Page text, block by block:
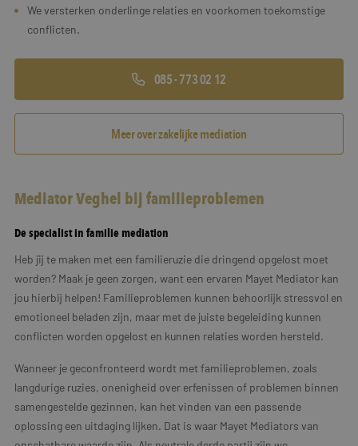
We versterken onderlinge relaties en voorkomen toekomstige
conflicten.
085 - 773 02 12
Meer over zakelijke mediation
Mediator Veghel bij familieproblemen
De specialist in familie mediation
Heb jij te maken met een familieruzie die dringend opgelost moet
worden? Maak je geen zorgen, want een ervaren Mayet Mediator kan
jou hierbij helpen! Familieproblemen kunnen behoorlijk stressvol en
emotioneel beladen zijn, maar met de juiste begeleiding kunnen
conflicten worden opgelost en kunnen relaties worden hersteld.
Wanneer je geconfronteerd wordt met familieproblemen, zoals
langdurige ruzies, onenigheid over erfenissen of problemen binnen
samengestelde gezinnen, kan het vinden van een passende
oplossing een uitdaging lijken. Dat is waar Mayet Mediators van